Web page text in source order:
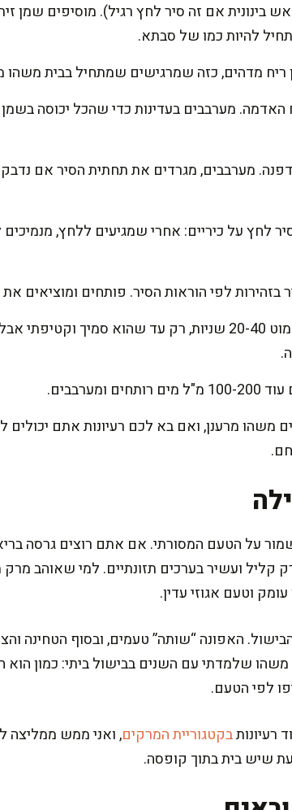
ריח מדהים, כזה שמרגישים שמתחיל בבית משהו
מערבבים בעדינות כדי שהכל יכוסה בשמן
מערבבים, מגרדים את תחתית הסיר אם
הלחץ ומבשלים בלחץ גבוה 25 דק'. בסיר לחץ על כיריים: אחרי שמגיעים ללחץ,
לטקסטורה מושלמת: טוחנים חלק מהמרק עם בלנדר מוט 20-40 שניות, רק עד שהוא
משהו מרענן, ואם בא לכם רעיונות אתם יכולים
על הטעם המסורתי. אם אתם רוצים גרסה
בקישוא (כ-200 גרם) ולקבל מרק קליל ועשיר בערכים תזונתיים.
האפונה “שותה” טעמים, ובסוף הטחינה
שלמדתי עם השנים בבישול ביתי: כמון
לפי הטעם.
רעיונותבקטגוריית המרקים, ואני ממש ממליצה
שיש בית בתוך קופסה.